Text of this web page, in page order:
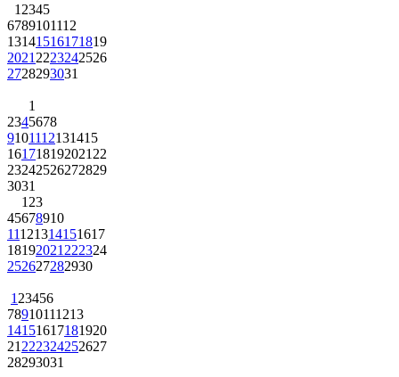
1 2345
6789101112
13141516171819
2021 2223242526
2728293031
1
2345678
9101112131415
161718192021 22
23242526272829
3031
1 23
45678910
11121314151617
18192021 222324
252627282930
1 23456
78910111213
14151617181920
21 222324252627
28293031